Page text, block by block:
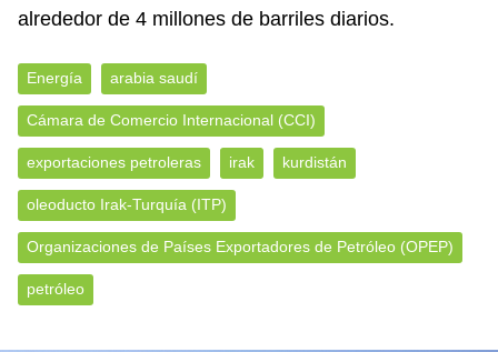
alrededor de 4 millones de barriles diarios.
Energía arabia saudí
Cámara de Comercio Internacional (CCI)
exportaciones petroleras irak kurdistán
oleoducto Irak-Turquía (ITP)
Organizaciones de Países Exportadores de Petróleo (OPEP)
petróleo